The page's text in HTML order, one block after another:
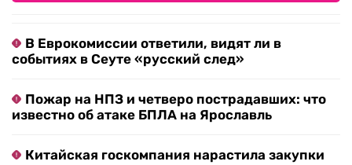
В Еврокомиссии ответили, видят ли в
событиях в Сеуте «русский след»
Пожар на НПЗ и четверо пострадавших: что
известно об атаке БПЛА на Ярославль
Китайская госкомпания нарастила закупки